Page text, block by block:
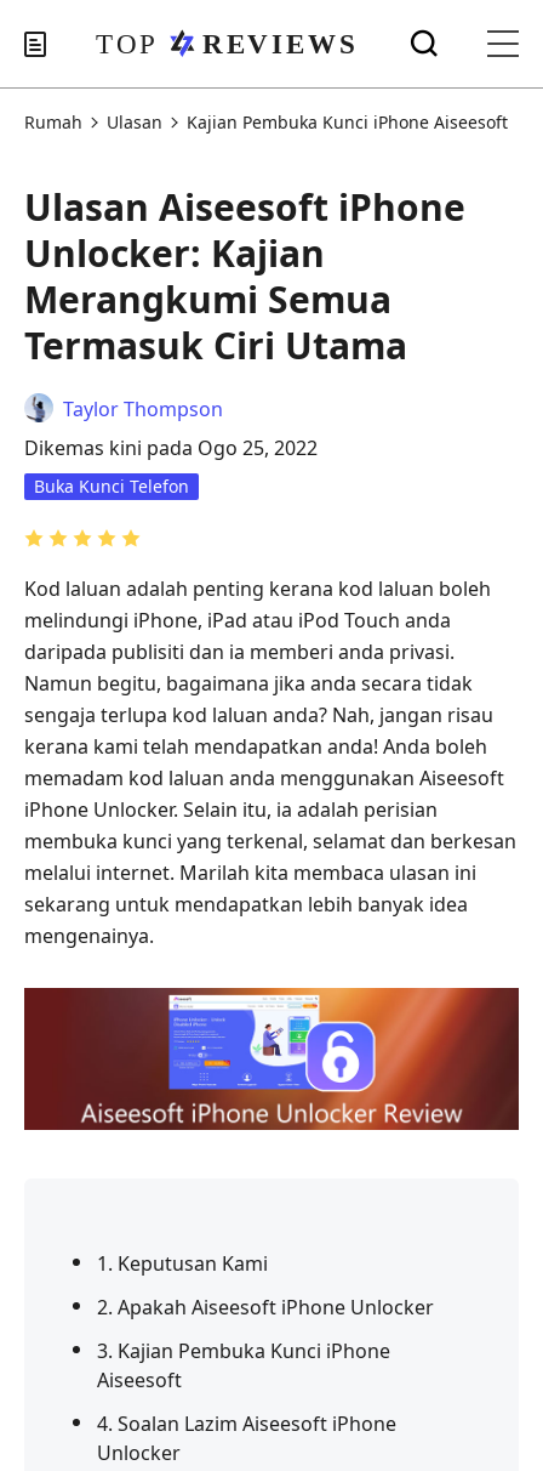
Rumah Ulasan Kajian Pembuka Kunci iPhone Aiseesoft
Ulasan Aiseesoft iPhone
Unlocker: Kajian
Merangkumi Semua
Termasuk Ciri Utama
Taylor Thompson
Dikemas kini pada Ogo 25, 2022
Buka Kunci Telefon
Kod laluan adalah penting kerana kod laluan boleh
melindungi iPhone, iPad atau iPod Touch anda
daripada publisiti dan ia memberi anda privasi.
Namun begitu, bagaimana jika anda secara tidak
sengaja terlupa kod laluan anda? Nah, jangan risau
kerana kami telah mendapatkan anda! Anda boleh
memadam kod laluan anda menggunakan Aiseesoft
iPhone Unlocker. Selain itu, ia adalah perisian
membuka kunci yang terkenal, selamat dan berkesan
melalui internet. Marilah kita membaca ulasan ini
sekarang untuk mendapatkan lebih banyak idea
mengenainya.
1. Keputusan Kami
2. Apakah Aiseesoft iPhone Unlocker
3. Kajian Pembuka Kunci iPhone
Aiseesoft
4. Soalan Lazim Aiseesoft iPhone
Unlocker